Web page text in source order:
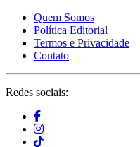
Quem Somos
Política Editorial
Termos e Privacidade
Contato
Redes sociais: